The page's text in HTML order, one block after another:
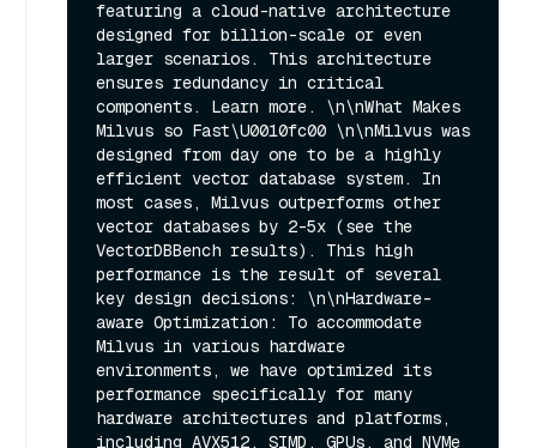
featuring a cloud-native architecture
designed for billion-scale or even
larger scenarios. This architecture
ensures redundancy in critical
components. Learn more. \n\nWhat Makes
Milvus so Fast\U0010fc00 \n\nMilvus was
designed from day one to be a highly
efficient vector database system. In
most cases, Milvus outperforms other
vector databases by 2-5x (see the
VectorDBBench results). This high
performance is the result of several
key design decisions: \n\nHardware-
aware Optimization: To accommodate
Milvus in various hardware
environments, we have optimized its
performance specifically for many
hardware architectures and platforms,
including AVX512, SIMD, GPUs, and NVMe